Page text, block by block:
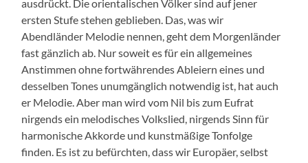
ausdrückt. Die orientalischen Völker sind auf jener
ersten Stufe stehen geblieben. Das, was wir
Abendländer Melodie nennen, geht dem Morgenländer
fast gänzlich ab. Nur soweit es für ein allgemeines
Anstimmen ohne fortwährendes Ableiern eines und
desselben Tones unumgänglich notwendig ist, hat auch
er Melodie. Aber man wird vom Nil bis zum Eufrat
nirgends ein melodisches Volkslied, nirgends Sinn für
harmonische Akkorde und kunstmäßige Tonfolge
finden. Es ist zu befürchten, dass wir Europäer, selbst